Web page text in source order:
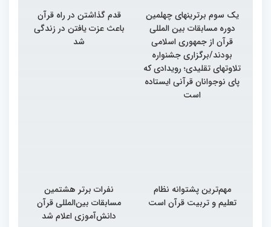
یک سوم برترینهای چهلمین
دوره مسابقات بین المللی
قرآن از جمهوری اسلامی
بودند/برگزاری جشنواره
تلاوتهای تقلیدی؛ رویدادی که
پای نوجوانان قرآنی ایستاده
است
قدم گذاشتن در راه قرآن
باعث عزت یافتن در زندگی
شد
مهم‌ترین پشتوانه نظام
تعلیم و تربیت قرآن است
نفرات برتر هشتمین
مسابقات بین‌المللی قرآن
دانش‌آموزی اعلام شد